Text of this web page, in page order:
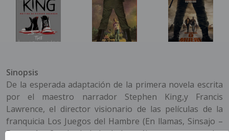
Sinopsis
De la esperada adaptación de la primera novela escrita
por el maestro narrador Stephen King,y Francis
Lawrence, el director visionario de las películas de la
franquicia Los Juegos del Hambre (En llamas, Sinsajo –
Partes 1 y 2, y La balada de los pájaros cantores y las